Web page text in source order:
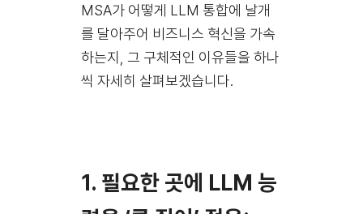
MSA가 어떻게 LLM 통합에 날개
를 달아주어 비즈니스 혁신을 가속
하는지, 그 구체적인 이유들을 하나
씩 자세히 살펴보겠습니다.
1. 필요한 곳에 LLM 능